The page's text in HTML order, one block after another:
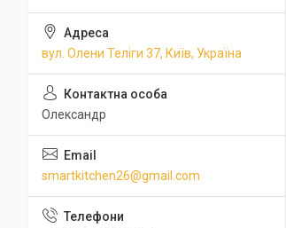
вул. Олени Теліги 37, Київ, Україна
Олександр
smartkitchen26@gmail.com